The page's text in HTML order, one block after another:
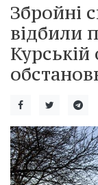
Збройні
відбили
Курській